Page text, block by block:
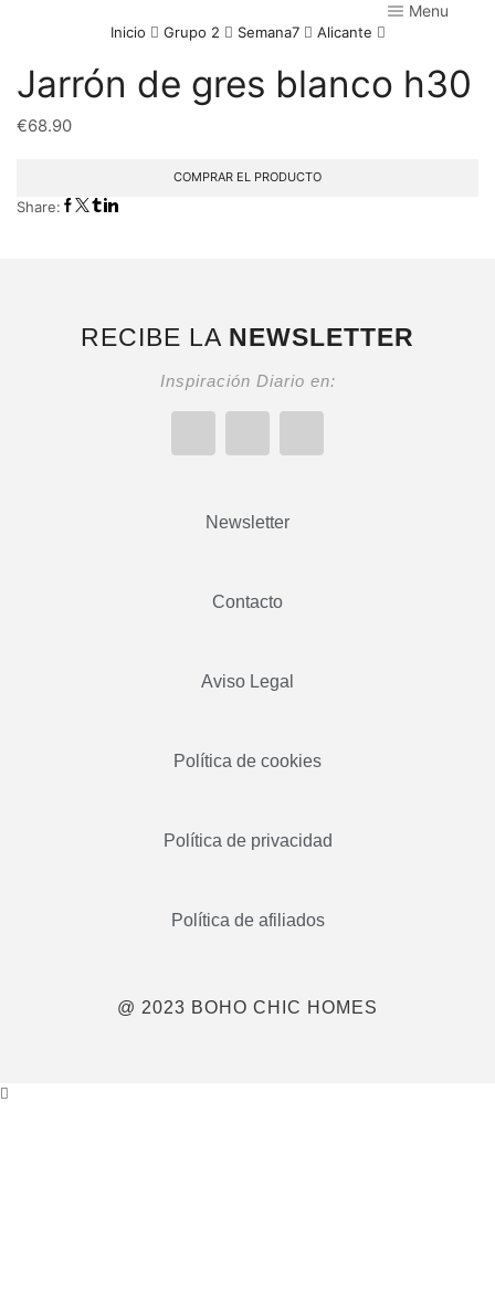
Menu
Inicio Grupo 2 Semana7 Alicante
Jarrón de gres blanco h30
€68.90
COMPRAR EL PRODUCTO
Share:
RECIBE LA NEWSLETTER
Inspiración Diario en:
Newsletter
Contacto
Aviso Legal
Política de cookies
Política de privacidad
Política de afiliados
@ 2023 BOHO CHIC HOMES